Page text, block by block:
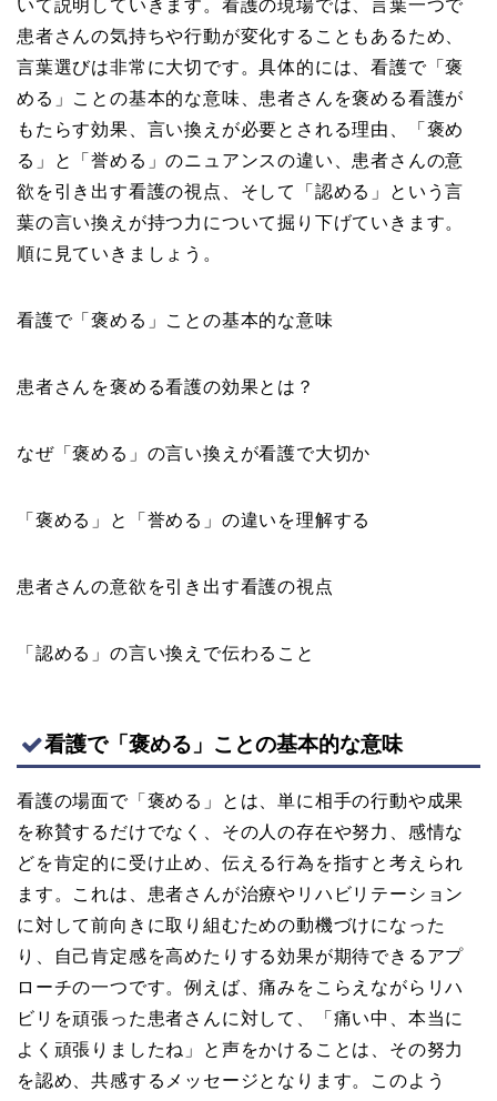
いて説明していきます。看護の現場では、言葉一つで
患者さんの気持ちや行動が変化することもあるため、
言葉選びは非常に大切です。具体的には、看護で「褒
める」ことの基本的な意味、患者さんを褒める看護が
もたらす効果、言い換えが必要とされる理由、「褒め
る」と「誉める」のニュアンスの違い、患者さんの意
欲を引き出す看護の視点、そして「認める」という言
葉の言い換えが持つ力について掘り下げていきます。
順に見ていきましょう。
看護で「褒める」ことの基本的な意味
患者さんを褒める看護の効果とは？
なぜ「褒める」の言い換えが看護で大切か
「褒める」と「誉める」の違いを理解する
患者さんの意欲を引き出す看護の視点
「認める」の言い換えで伝わること
看護で「褒める」ことの基本的な意味
看護の場面で「褒める」とは、単に相手の行動や成果
を称賛するだけでなく、その人の存在や努力、感情な
どを肯定的に受け止め、伝える行為を指すと考えられ
ます。これは、患者さんが治療やリハビリテーション
に対して前向きに取り組むための動機づけになった
り、自己肯定感を高めたりする効果が期待できるアプ
ローチの一つです。例えば、痛みをこらえながらリハ
ビリを頑張った患者さんに対して、「痛い中、本当に
よく頑張りましたね」と声をかけることは、その努力
を認め、共感するメッセージとなります。このよう